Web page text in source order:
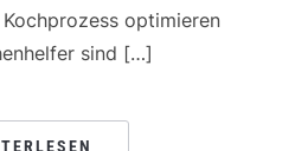
optimieren
sind […]